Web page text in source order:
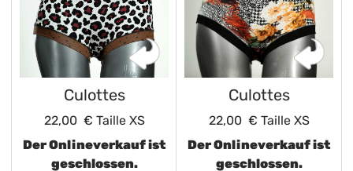
Culottes
22,00 € Taille XS
Der Onlineverkauf ist
geschlossen.
Culottes
22,00 € Taille XS
Der Onlineverkauf ist
geschlossen.